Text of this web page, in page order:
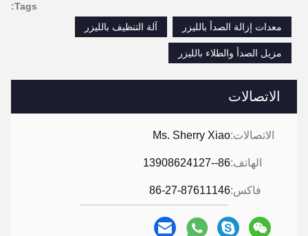
الاتصالات
الاتصالات:Ms. Sherry Xiao
الهاتف:86--13908624127
فاكس:86-27-87611146
Tags:
معدات إزالة الصدأ بالليزر
آلة التنظيف بالليزر
مزيل الصدأ والطلاء بالليزر